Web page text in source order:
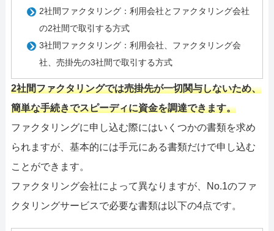
2社間ファクタリング：利用会社とファクタリング会社
の2社間で取引する方式
3社間ファクタリング：利用会社、ファクタリング会
社、売掛先の3社間で取引する方式
2社間ファクタリングでは売掛先が一切関与しないため、
簡単な手続きでスピーディに資金を調達できます。
ファクタリングに申し込む際にはいくつかの書類を求め
られますが、基本的には手元にある書類だけで申し込む
ことができます。
ファクタリング会社によって異なりますが、No.1のファ
クタリングサービスで必要な書類は以下の4点です。